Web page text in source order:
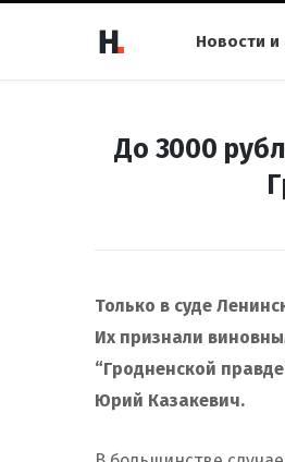
Новости и
До 3000
Только в суде
Их признали
“Гродненской
Юрий Казакевич.